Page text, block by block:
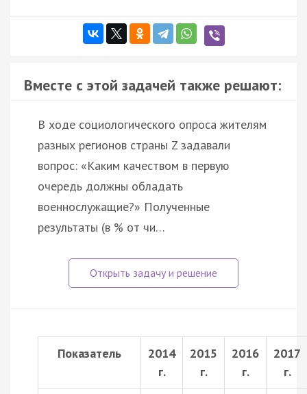
Вместе с этой задачей также решают:
В ходе социологического опроса жителям
разных регионов страны Z задавали
вопрос: «Каким качеством в первую
очередь должны обладать
военнослужащие?» Полученные
результаты (в % от чи…
Показатель
2014
г.
2015
г.
2016
г.
2017
г.